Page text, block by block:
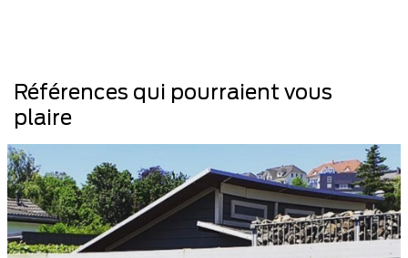
Références qui pourraient vous
plaire